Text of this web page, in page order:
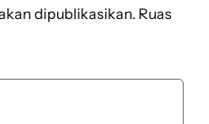
dipublikasikan. Ruas